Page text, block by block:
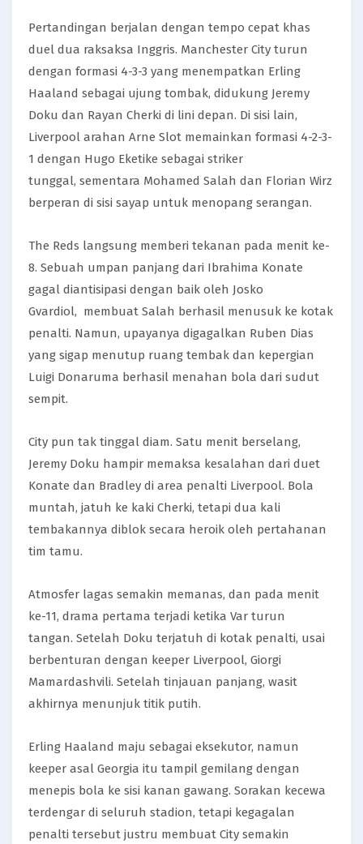
Pertandingan berjalan dengan tempo cepat khas
duel dua raksaksa Inggris. Manchester City turun
dengan formasi 4-3-3 yang menempatkan Erling
Haaland sebagai ujung tombak, didukung Jeremy
Doku dan Rayan Cherki di lini depan. Di sisi lain,
Liverpool arahan Arne Slot memainkan formasi 4-2-3-
1 dengan Hugo Eketike sebagai striker
tunggal, sementara Mohamed Salah dan Florian Wirz
berperan di sisi sayap untuk menopang serangan.
The Reds langsung memberi tekanan pada menit ke-
8. Sebuah umpan panjang dari Ibrahima Konate
gagal diantisipasi dengan baik oleh Josko
Gvardiol, membuat Salah berhasil menusuk ke kotak
penalti. Namun, upayanya digagalkan Ruben Dias
yang sigap menutup ruang tembak dan kepergian
Luigi Donaruma berhasil menahan bola dari sudut
sempit.
City pun tak tinggal diam. Satu menit berselang,
Jeremy Doku hampir memaksa kesalahan dari duet
Konate dan Bradley di area penalti Liverpool. Bola
muntah, jatuh ke kaki Cherki, tetapi dua kali
tembakannya diblok secara heroik oleh pertahanan
tim tamu.
Atmosfer lagas semakin memanas, dan pada menit
ke-11, drama pertama terjadi ketika Var turun
tangan. Setelah Doku terjatuh di kotak penalti, usai
berbenturan dengan keeper Liverpool, Giorgi
Mamardashvili. Setelah tinjauan panjang, wasit
akhirnya menunjuk titik putih.
Erling Haaland maju sebagai eksekutor, namun
keeper asal Georgia itu tampil gemilang dengan
menepis bola ke sisi kanan gawang. Sorakan kecewa
terdengar di seluruh stadion, tetapi kegagalan
penalti tersebut justru membuat City semakin